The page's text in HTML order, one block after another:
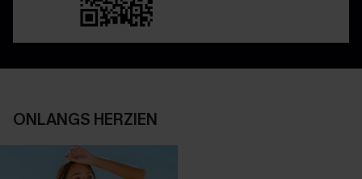
ONLANGS HERZIEN